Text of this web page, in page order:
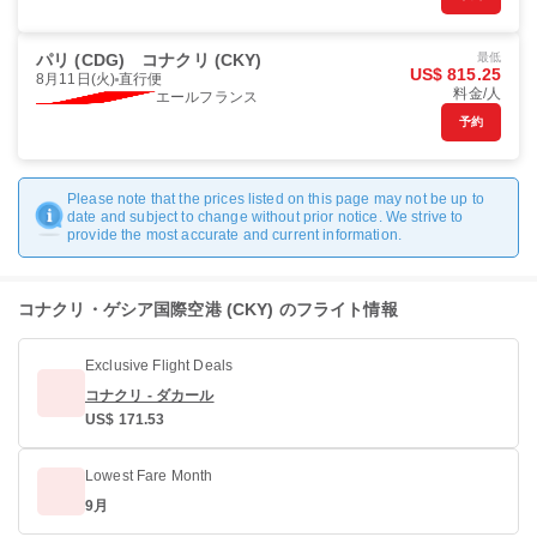
パリ (CDG) コナクリ (CKY)
8月11日(火) 直行便
エールフランス
最低
US$ 815.25
料金/人
予約
Please note that the prices listed on this page may not be up to
date and subject to change without prior notice. We strive to
provide the most accurate and current information.
コナクリ・ゲシア国際空港 (CKY) のフライト情報
Exclusive Flight Deals
コナクリ - ダカール
US$ 171.53
Lowest Fare Month
9月